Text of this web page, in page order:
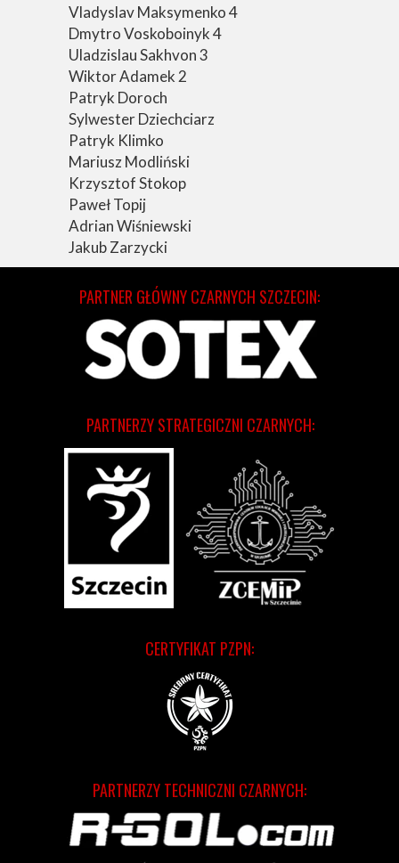
Vladyslav Maksymenko 4
Dmytro Voskoboinyk 4
Uladzislau Sakhvon 3
Wiktor Adamek 2
Patryk Doroch
Sylwester Dziechciarz
Patryk Klimko
Mariusz Modliński
Krzysztof Stokop
Paweł Topij
Adrian Wiśniewski
Jakub Zarzycki
CERTYFIKAT PZPN:
PARTNERZY TECHNICZNI CZARNYCH:
PARTNERZY STRATEGICZNI CZARNYCH:
PARTNER GŁÓWNY CZARNYCH SZCZECIN: